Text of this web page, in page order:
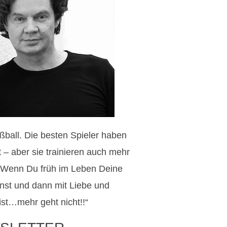
Die besten Spieler haben
– aber sie trainieren auch mehr
Du früh im Leben Deine
und dann mit Liebe und
geht nicht!!“